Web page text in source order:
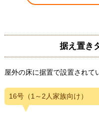
据え置き
屋外の床に据置で設置されて
16号（1～2人家族向け）